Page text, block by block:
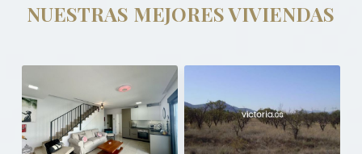
NUESTRAS MEJORES VIVIENDAS